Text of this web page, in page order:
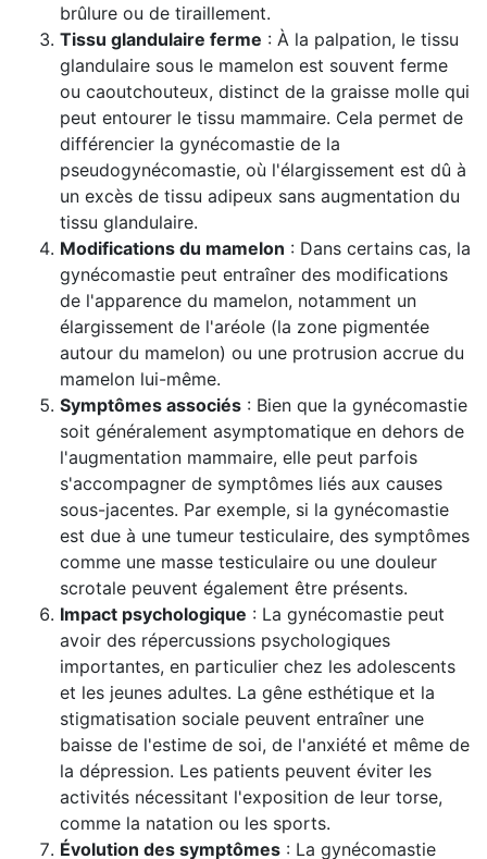
brûlure ou de tiraillement.
Tissu glandulaire ferme : À la palpation, le tissu
glandulaire sous le mamelon est souvent ferme
ou caoutchouteux, distinct de la graisse molle qui
peut entourer le tissu mammaire. Cela permet de
différencier la gynécomastie de la
pseudogynécomastie, où l'élargissement est dû à
un excès de tissu adipeux sans augmentation du
tissu glandulaire.
Modifications du mamelon : Dans certains cas, la
gynécomastie peut entraîner des modifications
de l'apparence du mamelon, notamment un
élargissement de l'aréole (la zone pigmentée
autour du mamelon) ou une protrusion accrue du
mamelon lui-même.
Symptômes associés : Bien que la gynécomastie
soit généralement asymptomatique en dehors de
l'augmentation mammaire, elle peut parfois
s'accompagner de symptômes liés aux causes
sous-jacentes. Par exemple, si la gynécomastie
est due à une tumeur testiculaire, des symptômes
comme une masse testiculaire ou une douleur
scrotale peuvent également être présents.
Impact psychologique : La gynécomastie peut
avoir des répercussions psychologiques
importantes, en particulier chez les adolescents
et les jeunes adultes. La gêne esthétique et la
stigmatisation sociale peuvent entraîner une
baisse de l'estime de soi, de l'anxiété et même de
la dépression. Les patients peuvent éviter les
activités nécessitant l'exposition de leur torse,
comme la natation ou les sports.
Évolution des symptômes : La gynécomastie